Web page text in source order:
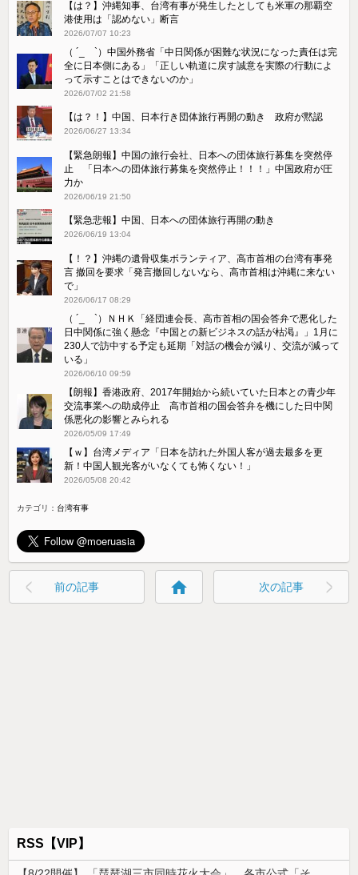
【は？】沖縄知事、台湾有事が発生したとしても米軍の那覇空
港使用は「認めない」断言
2026/07/07 10:23
（ ´_ゝ`）中国外務省「中日関係が困難な状況になった責任は完
全に日本側にある」「正しい軌道に戻す誠意を実際の行動によ
って示すことはできないのか」
2026/07/02 21:58
【は？！】中国、日本行き団体旅行再開の動き 政府が黙認
2026/06/27 13:34
【緊急朗報】中国の旅行会社、日本への団体旅行募集を突然停
止 「日本への団体旅行募集を突然停止！！！」中国政府が圧
力か
2026/06/19 21:50
【緊急悲報】中国、日本への団体旅行再開の動き
2026/06/19 13:04
【！？】沖縄の遺骨収集ボランティア、高市首相の台湾有事発
言 撤回を要求「発言撤回しないなら、高市首相は沖縄に来ない
で」
2026/06/17 08:29
（ ´_ゝ`）ＮＨＫ「経団連会長、高市首相の国会答弁で悪化した
日中関係に強く懸念『中国との新ビジネスの話が枯渇』」1月に
230人で訪中する予定も延期「対話の機会が減り、交流が減って
いる」
2026/06/10 09:59
【朗報】香港政府、2017年開始から続いていた日本との青少年
交流事業への助成停止 高市首相の国会答弁を機にした日中関
係悪化の影響とみられる
2026/05/09 17:49
【ｗ】台湾メディア「日本を訪れた外国人客が過去最多を更
新！中国人観光客がいなくても怖くない！」
2026/05/08 20:42
カテゴリ： 台湾有事
前の記事 home 次の記事
RSS【VIP】